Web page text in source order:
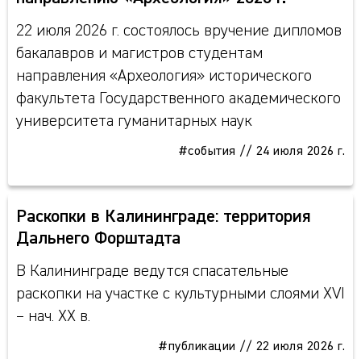
22 июля 2026 г. состоялось вручение дипломов
бакалавров и магистров студентам
направления «Археология» исторического
факультета Государственного академического
университета гуманитарных наук
#события // 24 июля 2026 г.
Раскопки в Калининграде: территория
Дальнего Форштадта
В Калининграде ведутся спасательные
раскопки на участке с культурными слоями XVI
– нач. XX в.
#публикации // 22 июля 2026 г.